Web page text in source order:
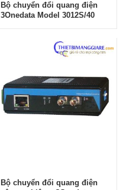
Bộ chuyển đổi quang điện
3Onedata Model 3012S/40
Bộ chuyển đổi quang điện